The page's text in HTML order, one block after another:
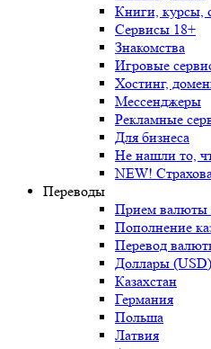
Книги, курсы,
Сервисы 18+
Знакомства
Игровые
Хостинг,
Мессенджеры
Рекламные
Для бизнеса
Не нашли то,
NEW!
Переводы
Прием валюты
Пополнение
Перевод
Доллары
Казахстан
Германия
Польша
Латвия